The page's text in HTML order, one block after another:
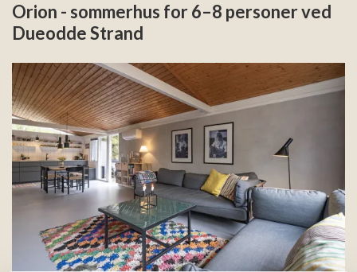
Orion - sommerhus for 6–8 personer ved
Dueodde Strand